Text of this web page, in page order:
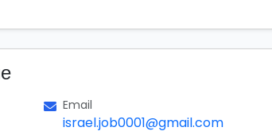
Email
israel.job0001@gmail.com